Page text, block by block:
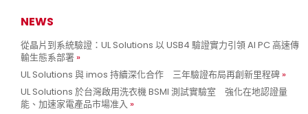
NEWS
從晶片到系統驗證：UL Solutions 以 USB4 驗證實力引領 AI PC 高速傳
輸生態系部署
UL Solutions 與 imos 持續深化合作 三年驗證布局再創新里程碑
UL Solutions 於台灣啟用洗衣機 BSMI 測試實驗室 強化在地認證量
能、加速家電產品市場准入